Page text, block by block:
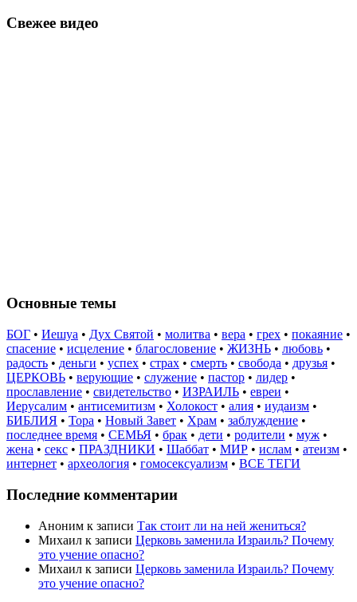
Свежее видео
Основные темы
БОГ • Иешуа • Дух Святой • молитва • вера • грех • покаяние •
спасение • исцеление • благословение • ЖИЗНЬ • любовь •
радость • деньги • успех • страх • смерть • свобода • друзья •
ЦЕРКОВЬ • верующие • служение • пастор • лидер •
прославление • свидетельство • ИЗРАИЛЬ • евреи •
Иерусалим • антисемитизм • Холокост • алия • иудаизм •
БИБЛИЯ • Тора • Новый Завет • Храм • заблуждение •
последнее время • СЕМЬЯ • брак • дети • родители • муж •
жена • секс • ПРАЗДНИКИ • Шаббат • МИР • ислам • атеизм •
интернет • археология • гомосексуализм • ВСЕ ТЕГИ
Последние комментарии
Аноним к записи Так стоит ли на ней жениться?
Михаил к записи Церковь заменила Израиль? Почему
это учение опасно?
Михаил к записи Церковь заменила Израиль? Почему
это учение опасно?